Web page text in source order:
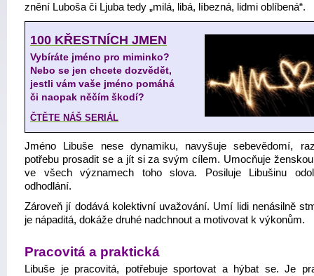
znění Luboša či Ljuba tedy „milá, libá, líbezná, lidmi oblíbená“.
100 KŘESTNÍCH JMEN
Vybíráte jméno pro miminko?
Nebo se jen chcete dozvědět,
jestli vám vaše jméno pomáhá
či naopak něčím škodí?
ČTĚTE NÁŠ SERIÁL
Jméno Libuše nese dynamiku, navyšuje sebevědomí,
potřebu prosadit se a jít si za svým cílem. Umocňuje
ve všech významech toho slova. Posiluje Libušinu
odhodlání.
Zároveň jí dodává kolektivní uvažování. Umí lidi nenásilně
je nápaditá, dokáže druhé nadchnout a motivovat k výkonům.
Pracovitá a praktická
Libuše je pracovitá, potřebuje sportovat a hýbat se. Je